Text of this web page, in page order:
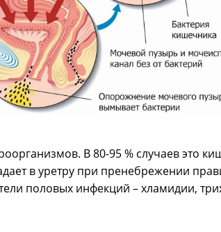
В 80-95 % случаев это
в уретру при пренебрежении
половых инфекций – хламидии,